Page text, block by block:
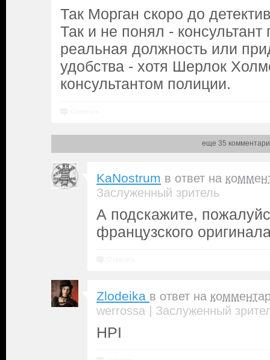
Так Морган скоро до
Так и не понял - консультант
реальная должность или
удобства - хотя Шерлок
консультантом полиции.
еще 35
KaNostrum в ответ на
Заслуженный зритель
А подскажите,
французского
Zlodeika в ответ на
werrossa | Заслуженный
HPI